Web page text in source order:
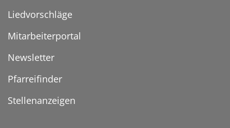
Liedvorschläge
Mitarbeiterportal
Newsletter
Pfarreifinder
Stellenanzeigen